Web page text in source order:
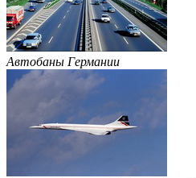
Автобаны Германии